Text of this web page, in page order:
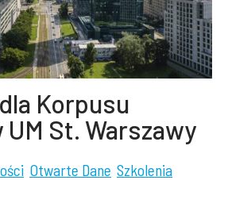
Korpusu
St. Warszawy
Otwarte Dane Szkolenia